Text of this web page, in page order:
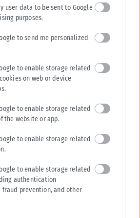
user data to be sent to Google
purposes.
to send me personalized
to enable storage related
on web or device
to enable storage related
the website or app.
to enable storage related
to enable storage related
authentication
prevention, and other